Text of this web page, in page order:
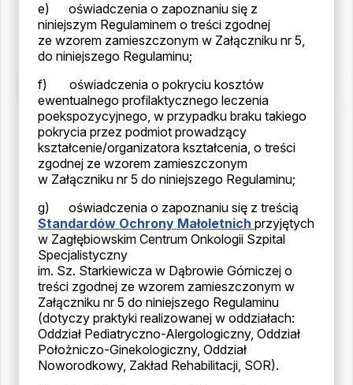
e) oświadczenia o zapoznaniu się z
niniejszym Regulaminem o treści zgodnej
ze wzorem zamieszczonym w Załączniku nr 5,
do niniejszego Regulaminu;
f) oświadczenia o pokryciu kosztów
ewentualnego profilaktycznego leczenia
poekspozycyjnego, w przypadku braku takiego
pokrycia przez podmiot prowadzący
kształcenie/organizatora kształcenia, o treści
zgodnej ze wzorem zamieszczonym
w Załączniku nr 5 do niniejszego Regulaminu;
g) oświadczenia o zapoznaniu się z treścią
Standardów Ochrony Małoletnich przyjętych
w Zagłębiowskim Centrum Onkologii Szpital
Specjalistyczny
im. Sz. Starkiewicza w Dąbrowie Górniczej o
treści zgodnej ze wzorem zamieszczonym w
Załączniku nr 5 do niniejszego Regulaminu
(dotyczy praktyki realizowanej w oddziałach:
Oddział Pediatryczno-Alergologiczny, Oddział
Położniczo-Ginekologiczny, Oddział
Noworodkowy, Zakład Rehabilitacji, SOR).